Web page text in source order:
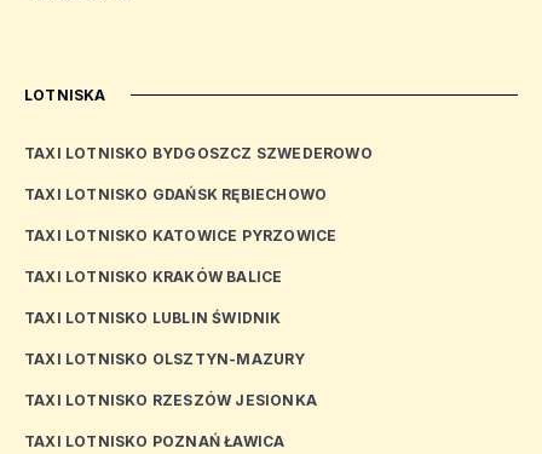
LOTNISKA
TAXI LOTNISKO BYDGOSZCZ SZWEDEROWO
TAXI LOTNISKO GDAŃSK RĘBIECHOWO
TAXI LOTNISKO KATOWICE PYRZOWICE
TAXI LOTNISKO KRAKÓW BALICE
TAXI LOTNISKO LUBLIN ŚWIDNIK
TAXI LOTNISKO OLSZTYN-MAZURY
TAXI LOTNISKO RZESZÓW JESIONKA
TAXI LOTNISKO POZNAŃ ŁAWICA